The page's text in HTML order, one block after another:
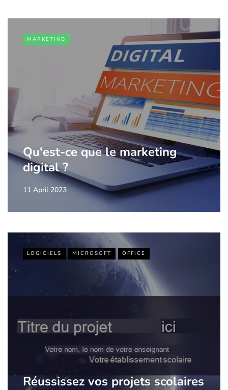
MARKETING
Qu'est-ce que le marketing
digital ?
11 April 2023
LOGICIELS MICROSOFT OFFICE
Réussissez vos projets scolaires